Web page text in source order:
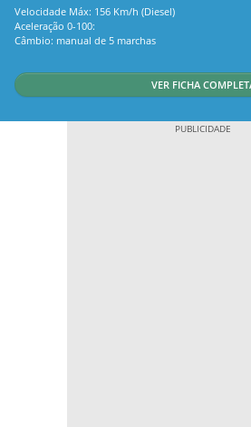
Velocidade Máx: 156 Km/h (Diesel)
Aceleração 0-100:
Câmbio: manual de 5 marchas
VER FICHA